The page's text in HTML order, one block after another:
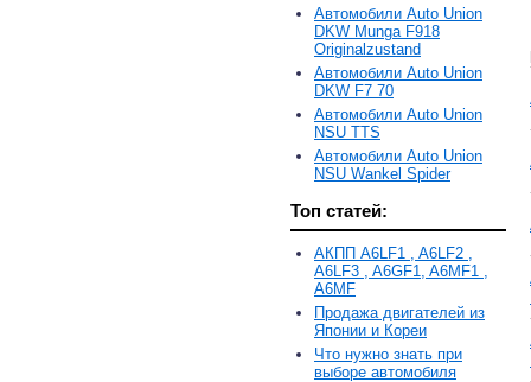
Автомобили Auto Union
DKW Munga F918
Originalzustand
Автомобили Auto Union
DKW F7 70
Автомобили Auto Union
NSU TTS
Автомобили Auto Union
NSU Wankel Spider
Топ статей:
АКПП A6LF1 , A6LF2 ,
A6LF3 , A6GF1, A6MF1 ,
A6MF
Продажа двигателей из
Японии и Кореи
Что нужно знать при
выборе автомобиля